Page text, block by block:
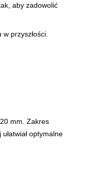
aby zadowolić
przyszłości.
mm. Zakres
optymalne